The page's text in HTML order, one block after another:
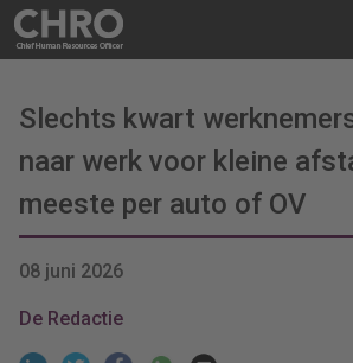
Slechts kwart
naar werk voor kleine
meeste per auto of OV
08 juni 2026
De Redactie